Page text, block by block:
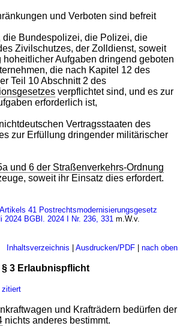
und Verboten sind befreit
die Bundespolizei, die Polizei, die
Zivilschutzes, der Zolldienst, soweit
hoheitlicher Aufgaben dringend geboten
die nach Kapitel 12 des
Teil 10 Abschnitt 2 des
verpflichtet sind, und es zur
erforderlich ist,
Vertragsstaaten des
zur Erfüllung dringender militärischer
und 6 der Straßenverkehrs-Ordnung
soweit ihr Einsatz dies erfordert.
Artikels 41 Postrechtsmodernisierungsgesetz
2024 BGBl. 2024 I Nr. 236, 331 m.W.v.
Inhaltsverzeichnis | Ausdrucken/PDF| nach oben
§ 3 Erlaubnispflicht
zitiert
und Krafträdern bedürfen der
nichts anderes bestimmt.